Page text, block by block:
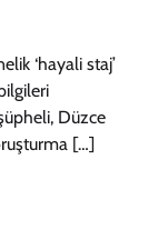
‘hayali staj’
Düzce
[…]